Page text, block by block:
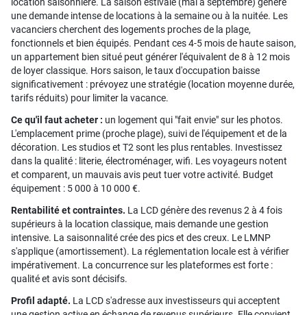
une demande intense de locations à la semaine ou à la nuitée. Les
vacanciers cherchent des logements proches de la plage,
fonctionnels et bien équipés. Pendant ces 4-5 mois de haute saison,
un appartement bien situé peut générer l'équivalent de 8 à 12 mois
de loyer classique. Hors saison, le taux d'occupation baisse
significativement : prévoyez une stratégie (location moyenne durée,
tarifs réduits) pour limiter la vacance.
Ce qu'il faut acheter : un logement qui "fait envie" sur les photos.
L'emplacement prime (proche plage), suivi de l'équipement et de la
décoration. Les studios et T2 sont les plus rentables. Investissez
dans la qualité : literie, électroménager, wifi. Les voyageurs notent
et comparent, un mauvais avis peut tuer votre activité. Budget
équipement : 5 000 à 10 000 €.
Rentabilité et contraintes. La LCD génère des revenus 2 à 4 fois
supérieurs à la location classique, mais demande une gestion
intensive. La saisonnalité crée des pics et des creux. Le LMNP
s'applique (amortissement). La réglementation locale est à vérifier
impérativement. La concurrence sur les plateformes est forte :
qualité et avis sont décisifs.
Profil adapté. La LCD s'adresse aux investisseurs qui acceptent